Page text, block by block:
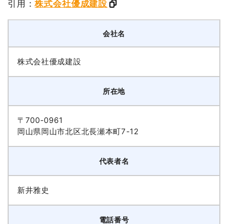
引用：株式会社優成建設
会社名
株式会社優成建設
所在地
〒700-0961
岡山県岡山市北区北長瀬本町7-12
代表者名
新井雅史
電話番号